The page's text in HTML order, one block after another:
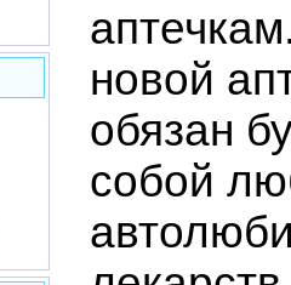
новой
обязан
собой